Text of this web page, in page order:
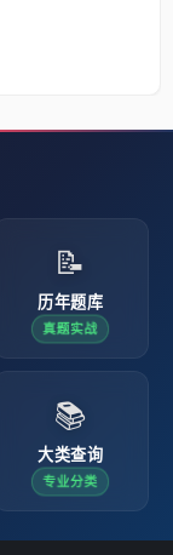
📝
历年题库
真题实战
📚
大类查询
专业分类